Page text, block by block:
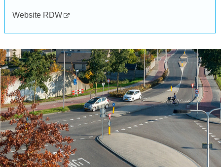
Website RDW